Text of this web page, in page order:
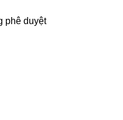
phê duyệt